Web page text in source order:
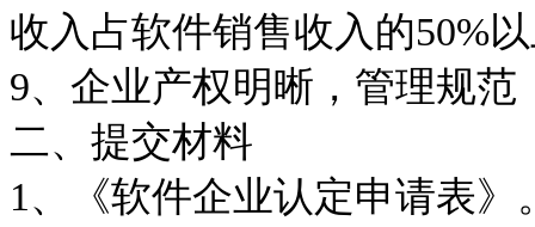
收入占软件销售收入的50%
9、企业产权明晰，管理规范
二、提交材料
1、《软件企业认定申请表》